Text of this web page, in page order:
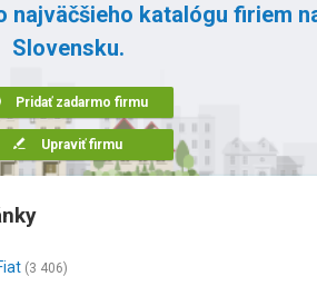
najväčšieho katalógu firiem
Slovensku.
Pridať zadarmo firmu
Upraviť firmu
(3 406)